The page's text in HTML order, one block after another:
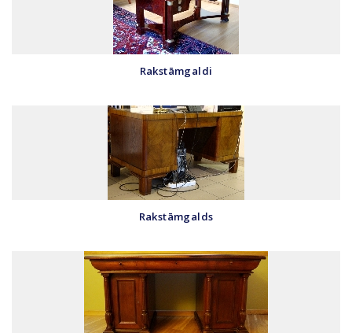
Rakstāmgaldi
Rakstāmgalds